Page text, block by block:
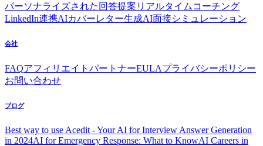
パーソナライズされた回答提案 リアルタイムコーチング
LinkedIn連携AIカバーレター生成AI面接シミュレーション
会社
FAQアフィリエイトパートナーEULAプライバシーポリシー
お問い合わせ
ブログ
Best way to use Acedit - Your AI for Interview Answer Generation
in 2024AI for Emergency Response: What to KnowAI Careers in